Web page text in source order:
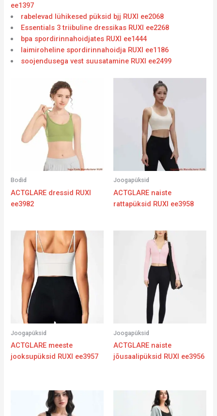
ee1397
rabelevad lühikesed püksid bjj RUXI ee2068
Essentials 3 triibuline dressikas RUXI ee2268
bpa spordirinnahoidjates RUXI ee1444
laimiroheline spordirinnahoidja RUXI ee1186
soojendusega vest suusatamine RUXI ee2499
Bodid
ACTGLARE dressid RUXI
ee3982
Joogapüksid
ACTGLARE naiste
rattapüksid RUXI ee3958
Joogapüksid
ACTGLARE meeste
jooksupüksid RUXI ee3957
Joogapüksid
ACTGLARE naiste
jõusaalipüksid RUXI ee3956